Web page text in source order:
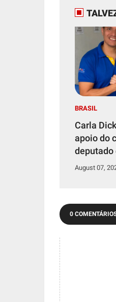
BRASIL
Carla
apoio do
August 07,
0